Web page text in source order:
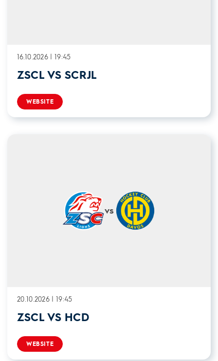
16.10.2026 | 19:45
ZSCL VS SCRJL
WEBSITE
vs
20.10.2026 | 19:45
ZSCL VS HCD
WEBSITE